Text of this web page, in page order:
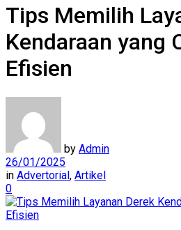
Tips Memilih
Kendaraan yang
Efisien
by Admin
26/01/2025
in Advertorial, Artikel
0